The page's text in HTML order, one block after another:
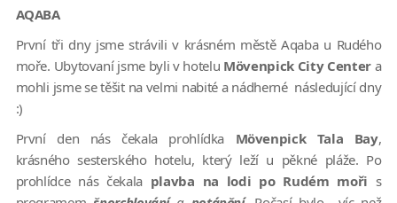
AQABA
První tři dny jsme strávili v krásném městě Aqaba u Rudého
moře. Ubytovaní jsme byli v hotelu Mövenpick City Center a
mohli jsme se těšit na velmi nabité a nádherné následující dny
:)
První den nás čekala prohlídka Mövenpick Tala Bay,
krásného sesterského hotelu, který leží u pěkné pláže. Po
prohlídce nás čekala plavba na lodi po Rudém moři s